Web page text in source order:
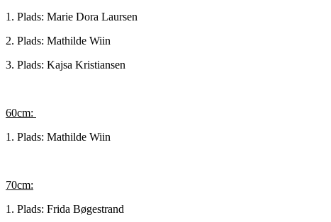
1. Plads: Marie Dora Laursen
2. Plads: Mathilde Wiin
3. Plads: Kajsa Kristiansen
60cm:
1. Plads: Mathilde Wiin
70cm:
1. Plads: Frida Bøgestrand